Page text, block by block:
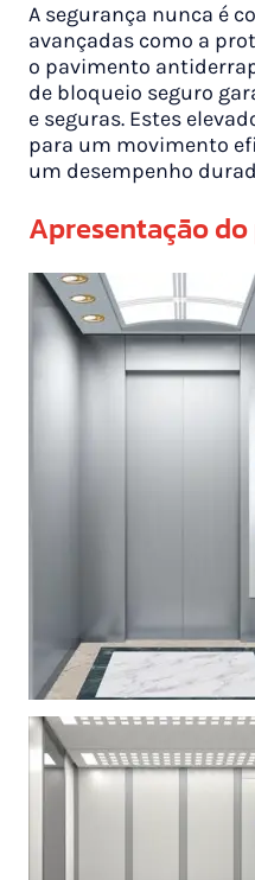
A segurança nunca é
avançadas como a
o pavimento
de bloqueio seguro
e seguras. Estes
para um movimento
um desempenho
Apresentação